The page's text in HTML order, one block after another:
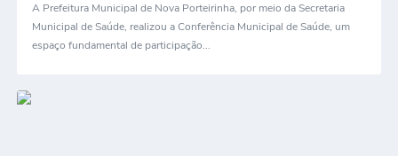
A Prefeitura Municipal de Nova Porteirinha, por meio da Secretaria
Municipal de Saúde, realizou a Conferência Municipal de Saúde, um
espaço fundamental de participação...